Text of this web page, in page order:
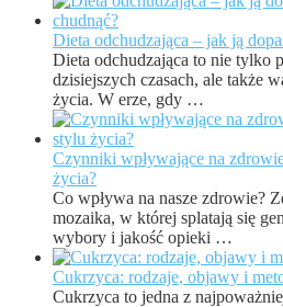
Dieta odchudzająca – jak ją
Dieta odchudzająca to nie tylko
dzisiejszych czasach, ale także
życia. W erze, gdy …
Czynniki wpływające na
życia?
Co wpływa na nasze zdrowie?
mozaika, w której splatają się
wybory i jakość opieki …
Cukrzyca: rodzaje, objawy i
Cukrzyca to jedna z